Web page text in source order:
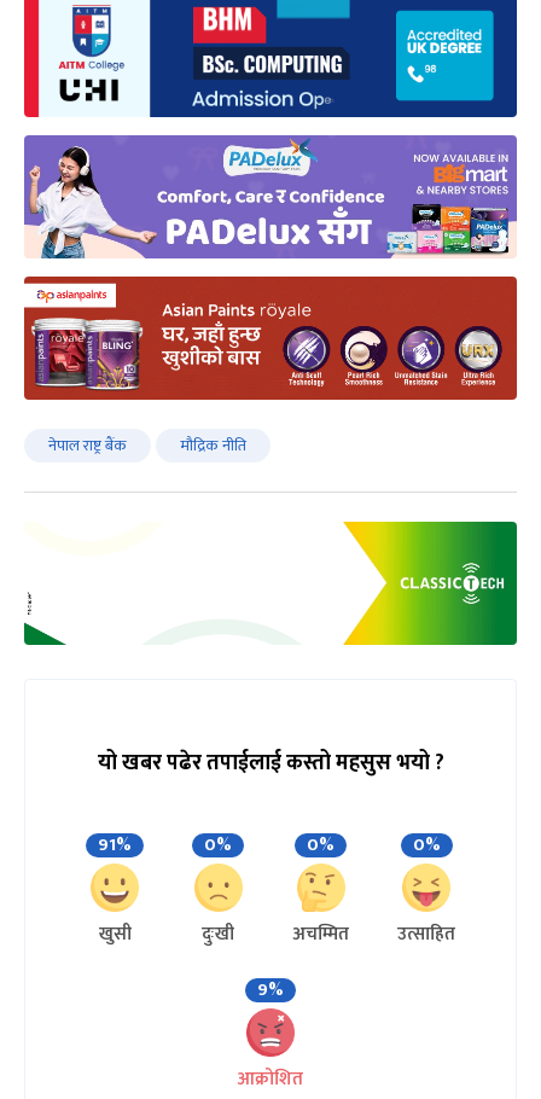
नेपाल राष्ट्र बैंक मौद्रिक नीति
यो खबर पढेर तपाईलाई कस्तो महसुस भयो ?
91%
खुसी
0%
दुःखी
0%
अचम्मित
0%
उत्साहित
9%
आक्रोशित